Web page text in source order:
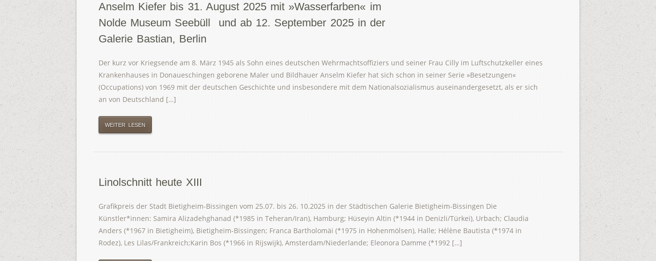
Anselm Kiefer bis 31. August 2025 mit »Wasserfarben« im
Nolde Museum Seebüll und ab 12. September 2025 in der
Galerie Bastian, Berlin
Der kurz vor Kriegsende am 8. März 1945 als Sohn eines deutschen Wehrmachtsoffiziers und seiner Frau Cilly im Luftschutzkeller eines
Krankenhauses in Donaueschingen geborene Maler und Bildhauer Anselm Kiefer hat sich schon in seiner Serie »Besetzungen«
(Occupations) von 1969 mit der deutschen Geschichte und insbesondere mit dem Nationalsozialismus auseinandergesetzt, als er sich
an von Deutschland […]
WEITER LESEN
Linolschnitt heute XIII
Grafikpreis der Stadt Bietigheim-Bissingen vom 25.07. bis 26. 10.2025 in der Städtischen Galerie Bietigheim-Bissingen Die
Künstler*innen: Samira Alizadehghanad (*1985 in Teheran/Iran), Hamburg; Hüseyin Altin (*1944 in Denizli/Türkei), Urbach; Claudia
Anders (*1967 in Bietigheim), Bietigheim-Bissingen; Franca Bartholomäi (*1975 in Hohenmölsen), Halle; Hélène Bautista (*1974 in
Rodez), Les Lilas/Frankreich;Karin Bos (*1966 in Rijswijk), Amsterdam/Niederlande; Eleonora Damme (*1992 […]